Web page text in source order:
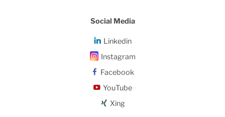
Social Media
Linkedin
Instagram
Facebook
YouTube
Xing